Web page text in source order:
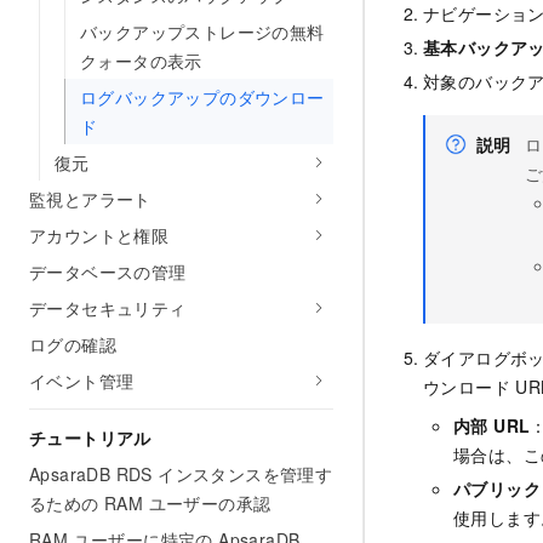
バックアップストレージの無料
クォータの表示
ログバックアップのダウンロー
ド
復元
監視とアラート
アカウントと権限
データベースの管理
データセキュリティ
ログの確認
イベント管理
チュートリアル
ApsaraDB RDS インスタンスを管理す
るための RAM ユーザーの承認
ナビゲーショ
基本バックア
対象のバック
説明
ダイアログボ
ウンロード
内部 URL
場合は、
パブリッ
使用しま